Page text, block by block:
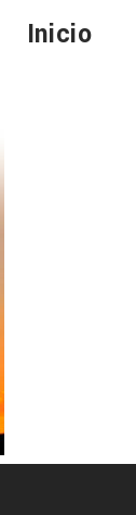
Inicio